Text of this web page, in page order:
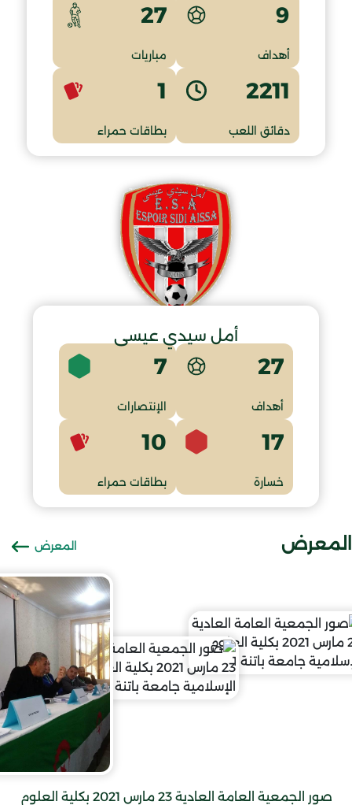
9
أهداف
27
مباريات
2211
دقائق اللعب
1
بطاقات حمراء
أمل سيدي عيسى
27
أهداف
7
الإنتصارات
17
خسارة
10
بطاقات حمراء
المعرض المعرض
صور الجمعية العامة العادية 23 مارس 2021 بكلية العلوم